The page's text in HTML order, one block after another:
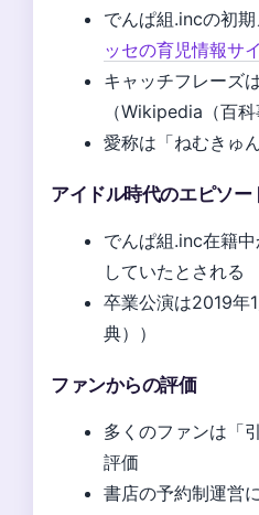
でんぱ組.incの初
ッセの育児情報サイ
キャッチフレーズ
（Wikipedia（百科
愛称は「ねむきゅ
アイドル時代のエピソー
でんぱ組.inc在籍
していたとされる
卒業公演は2019年
典））
ファンからの評価
多くのファンは「
評価
書店の予約制運営